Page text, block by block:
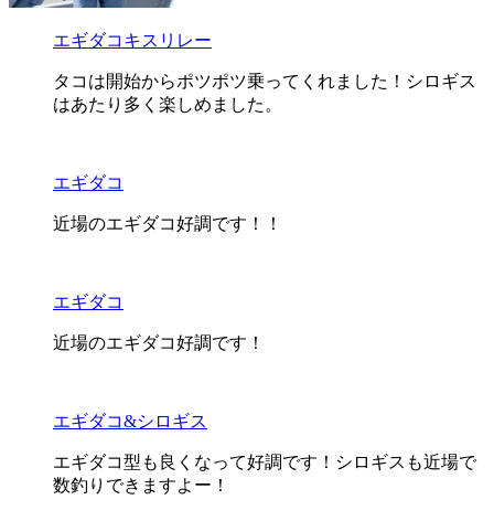
エギダコキスリレー
タコは開始からポツポツ乗ってくれました！シロギス
はあたり多く楽しめました。
エギダコ
近場のエギダコ好調です！！
エギダコ
近場のエギダコ好調です！
エギダコ&シロギス
エギダコ型も良くなって好調です！シロギスも近場で
数釣りできますよー！